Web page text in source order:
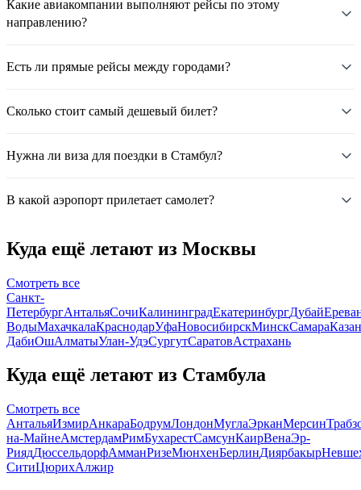
Какие авиакомпании выполняют рейсы по этому
направлению?
Есть ли прямые рейсы между городами?
Сколько стоит самый дешевый билет?
Нужна ли виза для поездки в Стамбул?
В какой аэропорт прилетает самолет?
Куда ещё летают из Москвы
Смотреть все
Санкт-
ПетербургАнтальяСочиКалининградЕкатеринбургДубай
ВодыМахачкалаКраснодарУфаНовосибирскМинскСамара
ДабиОшАлматыУлан-УдэСургутСаратовАстрахань
Куда ещё летают из Стамбула
Смотреть все
АнтальяИзмирАнкараБодрумЛондонМуглаЭрканМерсин
на-МайнеАмстердамРимБухарестСамсунКаирВенаЭр-
РиядДюссельдорфАмманРизеМюнхенБерлинДиярбакыр
СитиЦюрихАлжир